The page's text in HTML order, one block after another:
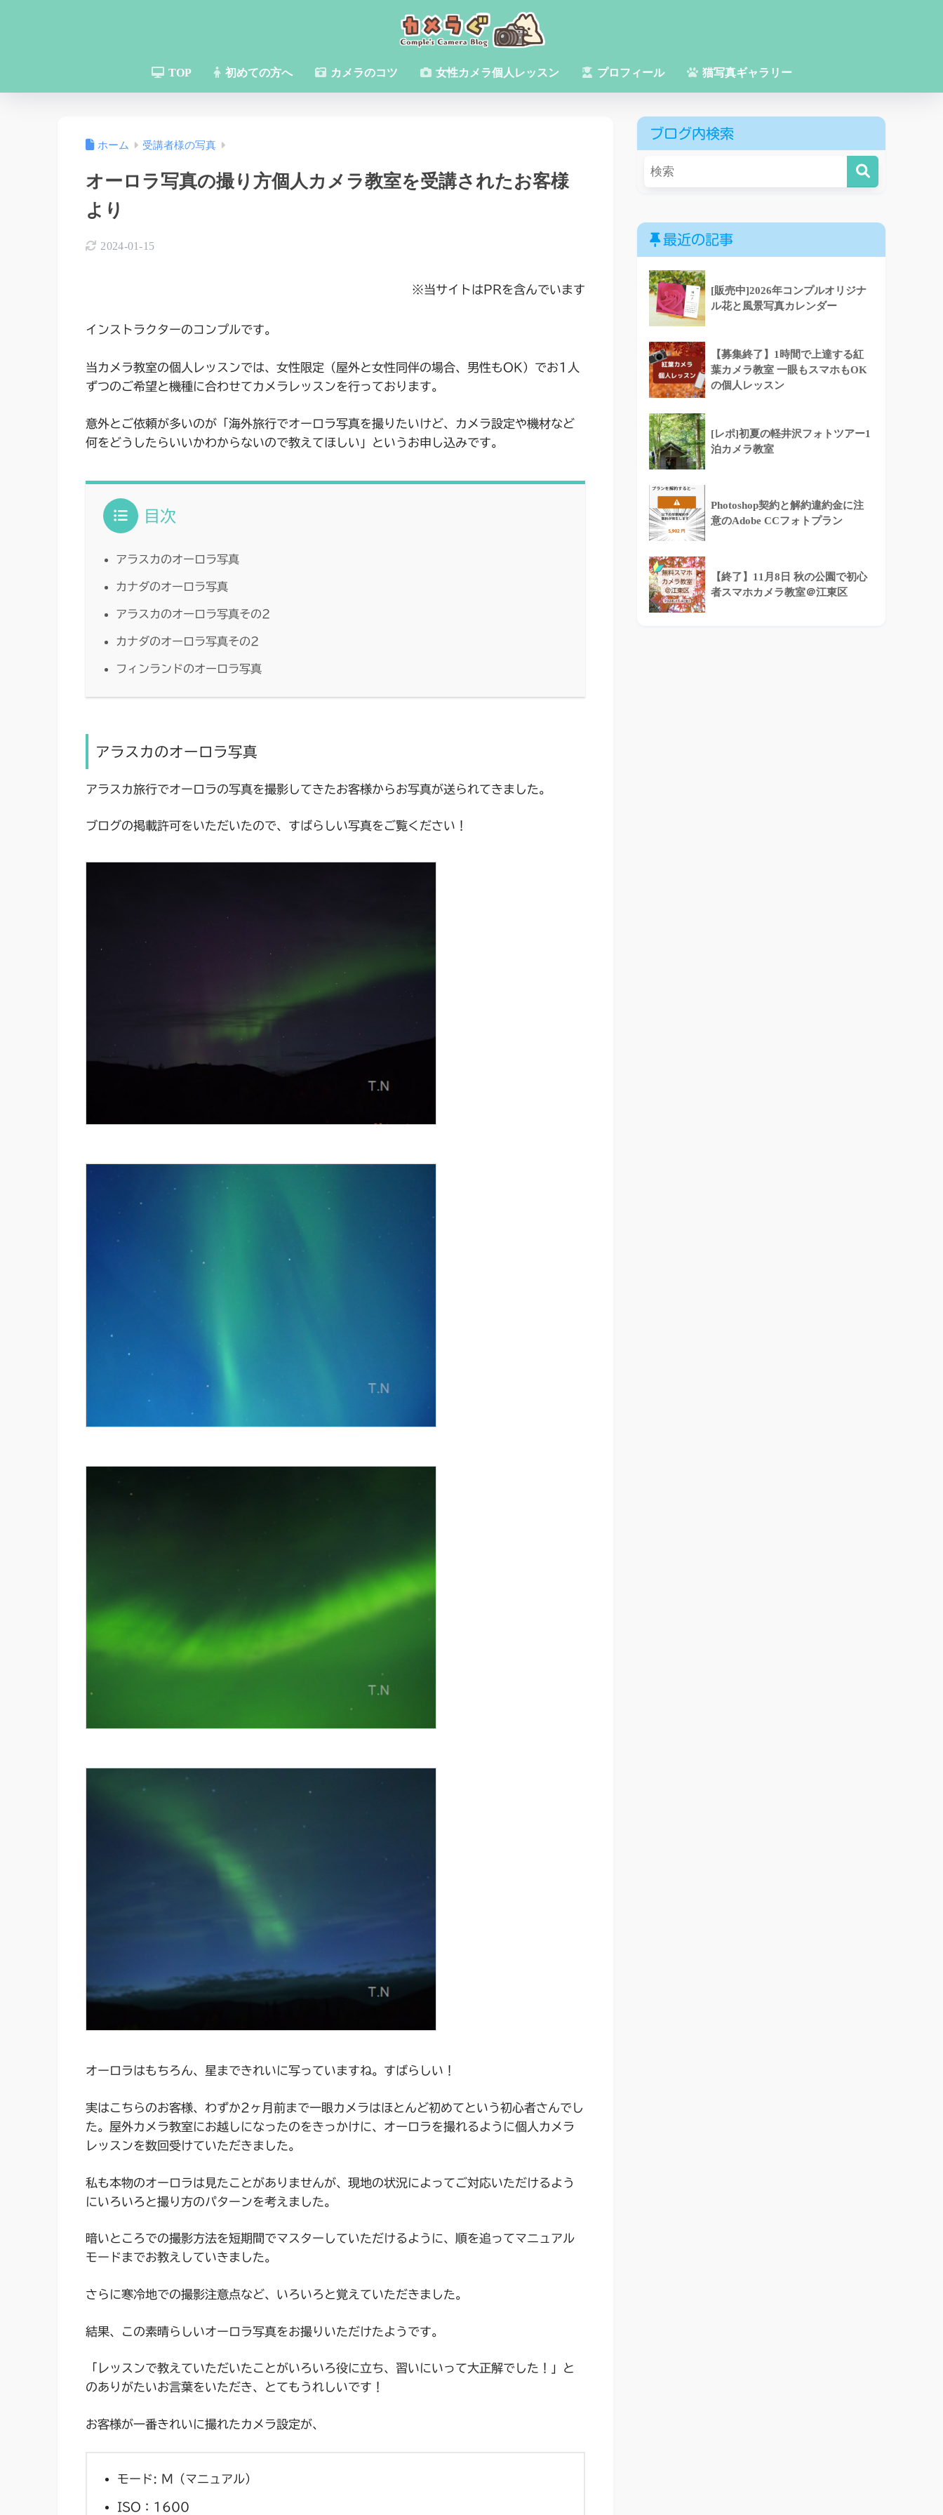
TOP 初めての方へ カメラのコツ 女性カメラ個人レッスン プロフィール 猫写真ギャラリー
ホーム 受講者様の写真
オーロラ写真の撮り方個人カメラ教室を受講されたお客様
より
2024-01-15
※当サイトはPRを含んでいます
インストラクターのコンプルです。
当カメラ教室の個人レッスンでは、女性限定（屋外と女性同伴の場合、男性もOK）でお1人
ずつのご希望と機種に合わせてカメラレッスンを行っております。
意外とご依頼が多いのが「海外旅行でオーロラ写真を撮りたいけど、カメラ設定や機材など
何をどうしたらいいかわからないので教えてほしい」というお申し込みです。
目次
アラスカのオーロラ写真
カナダのオーロラ写真
アラスカのオーロラ写真その2
カナダのオーロラ写真その2
フィンランドのオーロラ写真
アラスカのオーロラ写真
アラスカ旅行でオーロラの写真を撮影してきたお客様からお写真が送られてきました。
ブログの掲載許可をいただいたので、すばらしい写真をご覧ください！
オーロラはもちろん、星まできれいに写っていますね。すばらしい！
実はこちらのお客様、わずか2ヶ月前まで一眼カメラはほとんど初めてという初心者さんでし
た。屋外カメラ教室にお越しになったのをきっかけに、オーロラを撮れるように個人カメラ
レッスンを数回受けていただきました。
私も本物のオーロラは見たことがありませんが、現地の状況によってご対応いただけるよう
にいろいろと撮り方のパターンを考えました。
暗いところでの撮影方法を短期間でマスターしていただけるように、順を追ってマニュアル
モードまでお教えしていきました。
さらに寒冷地での撮影注意点など、いろいろと覚えていただきました。
結果、この素晴らしいオーロラ写真をお撮りいただけたようです。
レッスンで教えていただいたことがいろいろ役に立ち、 習いにいって大正解でした！」と
のありがたいお言葉をいただき、とてもうれしいです！
お客様が一番きれいに撮れたカメラ設定が、
モード: M（マニュアル）
ISO：1600
ブログ内検索
最近の記事
[販売中]2026年コンプルオリジナ
ル花と風景写真カレンダー
【募集終了】1時間で上達する紅
葉カメラ教室 一眼もスマホもOK
の個人レッスン
[レポ]初夏の軽井沢フォトツアー1
泊カメラ教室
Photoshop契約と解約違約金に注
意のAdobe CCフォトプラン
【終了】11月8日 秋の公園で初心
者スマホカメラ教室＠江東区